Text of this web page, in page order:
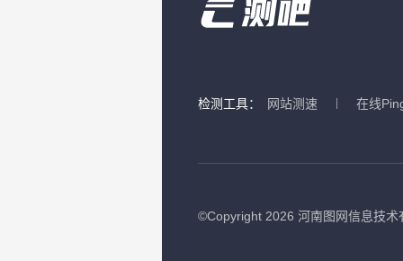
检测工具： 网站测速 在线
©Copyright 2026 河南图网信息技